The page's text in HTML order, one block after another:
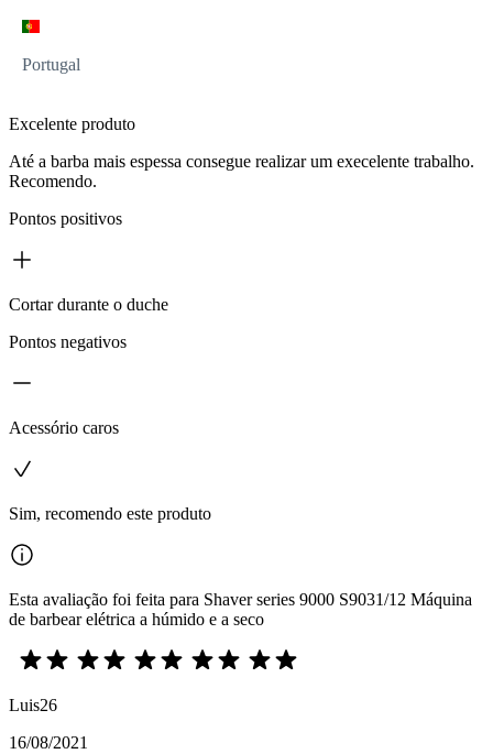
Portugal
Excelente produto
Até a barba mais espessa consegue realizar um execelente trabalho.
Recomendo.
Pontos positivos
Cortar durante o duche
Pontos negativos
Acessório caros
Sim, recomendo este produto
Esta avaliação foi feita para Shaver series 9000 S9031/12 Máquina
de barbear elétrica a húmido e a seco
Luis26
16/08/2021